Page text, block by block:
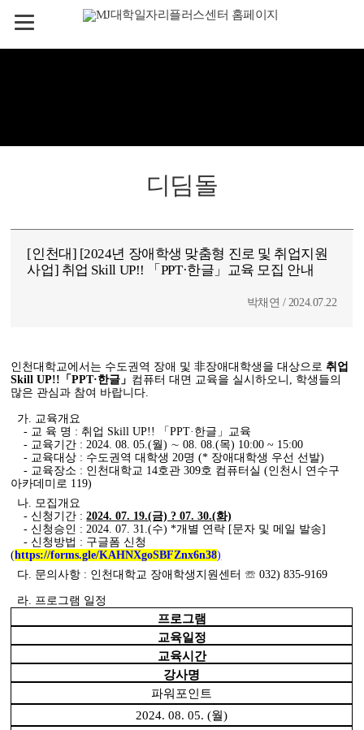
디딤돌
[인천대] [2024년 장애학생 맞춤형 진로 및 취업지원
사업] 취업 Skill UP!! 「PPT·한글」교육 모집 안내
박채연 / 2024.07.22
인천대학교에서는 수도권역 장애 및 非장애대학생을 대상으로취업
Skill UP!!「PPT·한글」 컴퓨터 대면 교육을 실시하오니, 학생들의
많은 관심과 참여 바랍니다.
가. 교육개요
- 교 육 명 : 취업 Skill UP!! 「PPT·한글」교육
- 교육기간 : 2024. 08. 05.(월) ∼ 08. 08.(목) 10:00 ~ 15:00
- 교육대상 : 수도권역 대학생 20명 (* 장애대학생 우선 선발)
- 교육장소 : 인천대학교 14호관 309호 컴퓨터실 (인천시 연수구
아카데미로 119)
나. 모집개요
- 신청기간 :2024. 07. 19.(금) ? 07. 30.(화)
- 신청승인 : 2024. 07. 31.(수) *개별 연락 [문자 및 메일 발송]
- 신청방법 : 구글폼 신청
(https://forms.gle/KAHNXgoSBFZnx6n38)
다. 문의사항 : 인천대학교 장애학생지원센터 ☏ 032) 835-9169
라. 프로그램 일정
프로그램
교육일정
교육시간
강사명
파워포인트
2024. 08. 05. (월)